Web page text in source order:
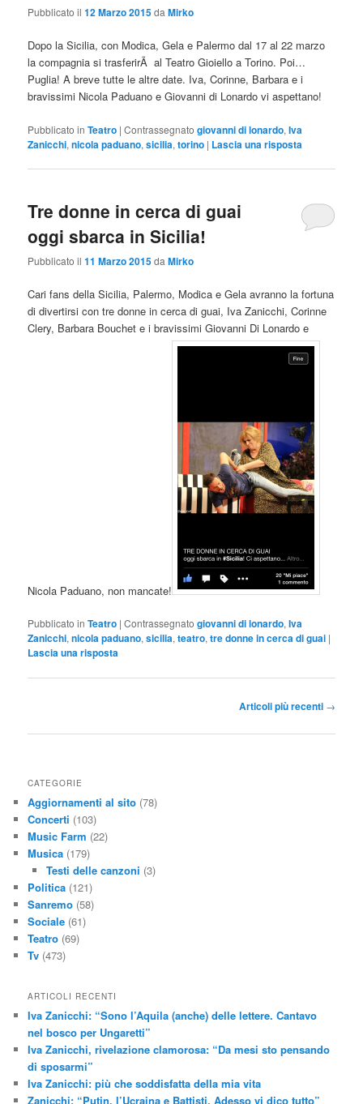
Pubblicato il12 Marzo 2015daMirko
Dopo la Sicilia, con Modica, Gela e Palermo dal 17 al 22 marzo
la compagnia si trasferirÃ al Teatro Gioiello a Torino. Poi…
Puglia! A breve tutte le altre date. Iva, Corinne, Barbara e i
bravissimi Nicola Paduano e Giovanni di Lonardo vi aspettano!
Pubblicato in Teatro |Contrassegnato giovanni di lonardo,Iva
Zanicchi,nicola paduano,sicilia,torino | Lascia una risposta
Tre donne in cerca di guai
oggi sbarca in Sicilia!
Pubblicato il11 Marzo 2015daMirko
Cari fans della Sicilia, Palermo, Modica e Gela avranno la fortuna
di divertirsi con tre donne in cerca di guai, Iva Zanicchi, Corinne
Clery, Barbara Bouchet e i bravissimi Giovanni Di Lonardo e
Nicola Paduano, non mancate!
Pubblicato in Teatro |Contrassegnato giovanni di lonardo,Iva
Zanicchi,nicola paduano,sicilia,teatro,tre donne in cerca di guai |
Lascia una risposta
Articoli più recenti →
CATEGORIE
Aggiornamenti al sito (78)
Concerti (103)
Music Farm (22)
Musica (179)
Testi delle canzoni (3)
Politica (121)
Sanremo (58)
Sociale (61)
Teatro (69)
Tv (473)
ARTICOLI RECENTI
Iva Zanicchi: “Sono l’Aquila (anche) delle lettere. Cantavo
nel bosco per Ungaretti”
Iva Zanicchi, rivelazione clamorosa: “Da mesi sto pensando
di sposarmi”
Iva Zanicchi: più che soddisfatta della mia vita
Zanicchi: “Putin, l’Ucraina e Battisti. Adesso vi dico tutto”